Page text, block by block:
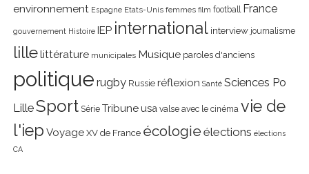
environnement Espagne Etats-Unis femmes film football France
gouvernement Histoire IEP international interview journalisme
lillelittérature municipales Musique paroles d'anciens
politique rugby Russie réflexion Santé Sciences Po
LilleSport Série Tribune usa valse avec le cinéma vie de
l'iep Voyage XV de France écologie élections élections
CA